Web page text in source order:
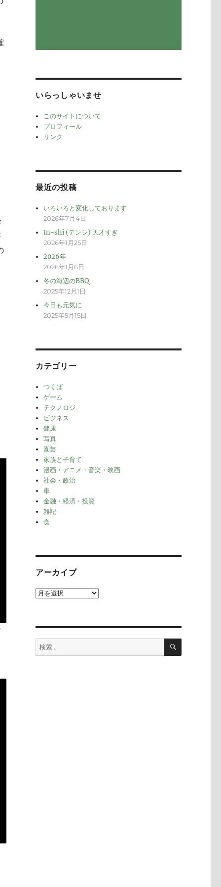
いらっしゃいませ
このサイトについて
プロフィール
リンク
最近の投稿
いろいろと変化しております
2026年7月4日
tn-shi (テンシ) 天才すぎ
2026年1月25日
2026年
2026年1月6日
冬の海辺のBBQ
2025年12月1日
今日も元気に
2025年5月15日
カテゴリー
つくば
ゲーム
テクノロジ
ビジネス
健康
写真
園芸
家族と子育て
漫画・アニメ・音楽・映画
社会・政治
車
金融・経済・投資
雑記
食
アーカイブ
ア
検
索:
検